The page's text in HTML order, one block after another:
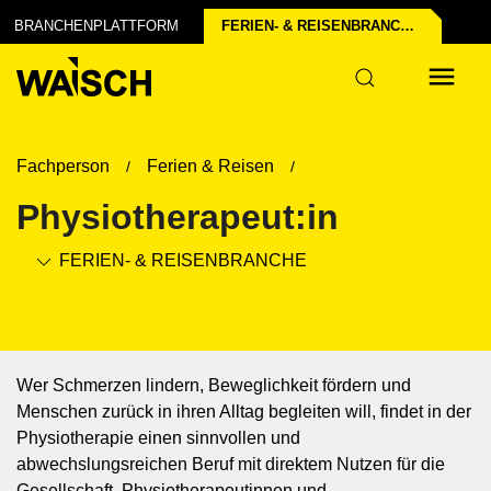
BRANCHENPLATTFORM FERIEN- & REISEN­BRANCHE
Fachperson Ferien & Reisen
Physiotherapeut:in
FERIEN- & REISEN­BRANCHE
Wer Schmerzen lindern, Beweglichkeit fördern und
Menschen zurück in ihren Alltag begleiten will, findet in der
Physiotherapie einen sinnvollen und
abwechslungsreichen Beruf mit direktem Nutzen für die